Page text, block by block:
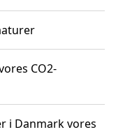
CO2-
i Danmark vores